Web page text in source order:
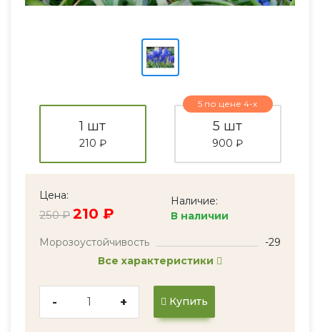
1 шт
210 ₽
5 по цене 4-х
5 шт
900 ₽
Цена:
250 ₽ 210 ₽
Наличие:
В наличии
Морозоустойчивость
-29
Все характеристики
- + Купить